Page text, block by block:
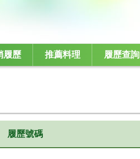
履歷 推薦料理 履歷查詢
履歷號碼